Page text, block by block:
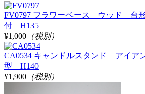
FV0797 フラワーベース ウッド 台
付 H135
¥1,000 （税別）
CA0534 キャンドルスタンド アイ
型 H140
¥1,900 （税別）